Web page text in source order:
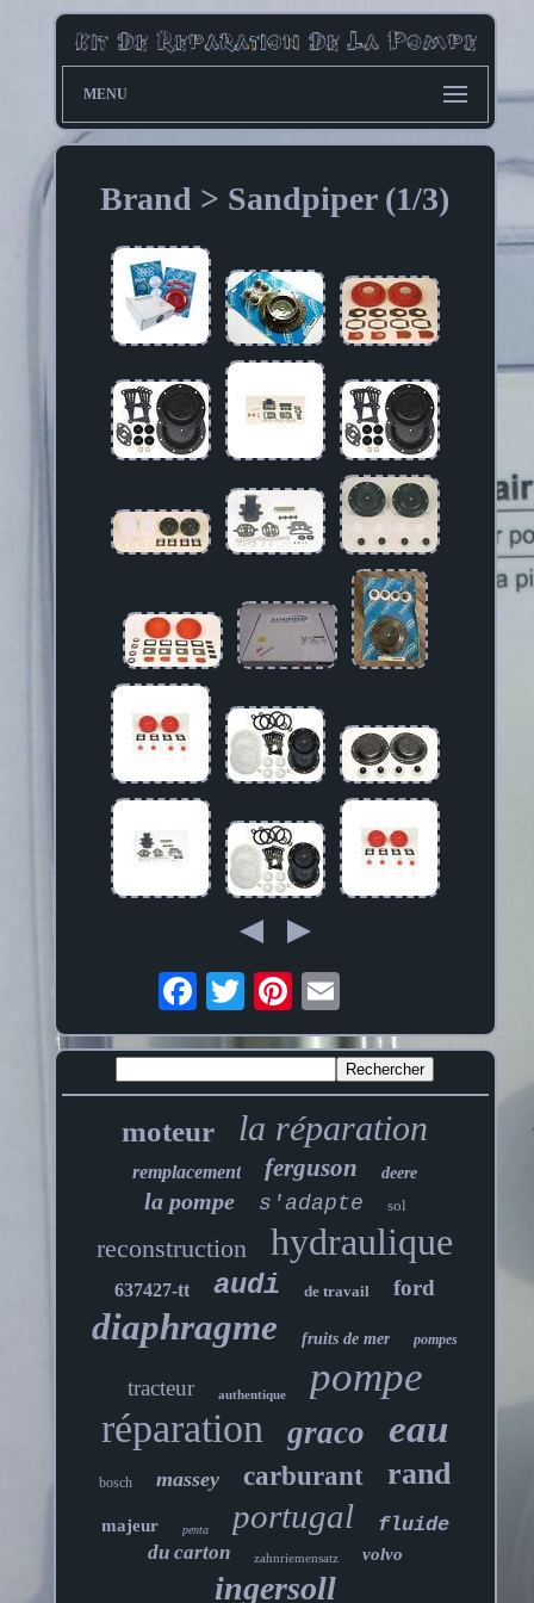
MENU
Brand > Sandpiper (1/3)
moteur la réparation
remplacement ferguson deere
la pompe s'adapte sol
reconstruction hydraulique
637427-tt audi de travail ford
diaphragme fruits de mer pompes
tracteur authentique pompe
réparation graco eau
bosch massey carburant rand
majeur penta portugal
fluide
du carton
zahnriemensatz volvo
ingersoll